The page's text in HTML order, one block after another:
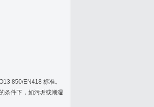
850/EN418 标准。
条件下，如污垢或潮湿